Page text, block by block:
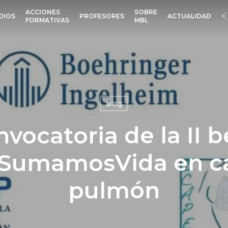
ACCIONES
FORMATIVAS
PROFESORES
SOBRE
MBL
ACTUALIDAD
blog
de la II
en
pulmón